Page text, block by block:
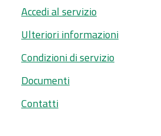
Accedi al servizio
Ulteriori informazioni
Condizioni di servizio
Documenti
Contatti